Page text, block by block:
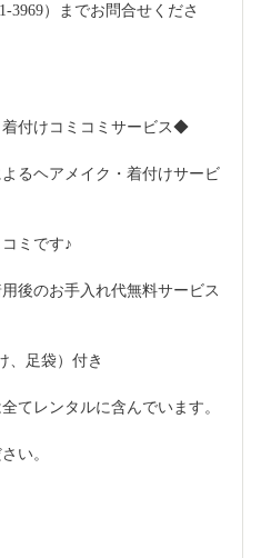
3969）までお問合せくださ
付けコミコミサービス◆
るヘアメイク・着付けサービ
ミです♪
後のお手入れ代無料サービス
、足袋）付き
てレンタルに含んでいます。
い。